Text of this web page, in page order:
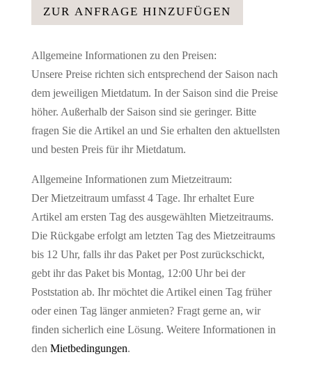
hoch
-
cm
Menge
ZUR ANFRAGE HINZUFÜGEN
Allgemeine Informationen zu den Preisen:
Unsere Preise richten sich entsprechend der Saison nach
dem jeweiligen Mietdatum. In der Saison sind die Preise
höher. Außerhalb der Saison sind sie geringer. Bitte
fragen Sie die Artikel an und Sie erhalten den aktuellsten
und besten Preis für ihr Mietdatum.
Allgemeine Informationen zum Mietzeitraum:
Der Mietzeitraum umfasst 4 Tage. Ihr erhaltet Eure
Artikel am ersten Tag des ausgewählten Mietzeitraums.
Die Rückgabe erfolgt am letzten Tag des Mietzeitraums
bis 12 Uhr, falls ihr das Paket per Post zurückschickt,
gebt ihr das Paket bis Montag, 12:00 Uhr bei der
Poststation ab. Ihr möchtet die Artikel einen Tag früher
oder einen Tag länger anmieten? Fragt gerne an, wir
finden sicherlich eine Lösung. Weitere Informationen in
den Mietbedingungen.